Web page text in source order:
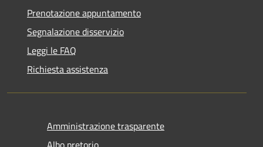
Prenotazione appuntamento
Segnalazione disservizio
Leggi le FAQ
Richiesta assistenza
Amministrazione trasparente